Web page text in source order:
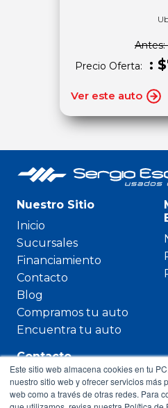
Este sitio web almacena cookies en tu
nuestro sitio web y ofrecer servicios más
web como a través de otras redes. Para
Antes:
Precio Oferta: :
Ver este auto
Nuestro Sitio
Inicio
Sucursales
Financiamiento
Contacto
Blog
Compramos tu auto
Encuentra tu auto
Contacto
600 3600 420
Paicavi 2613,